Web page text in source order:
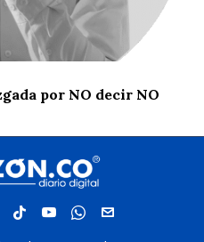
por NO decir NO